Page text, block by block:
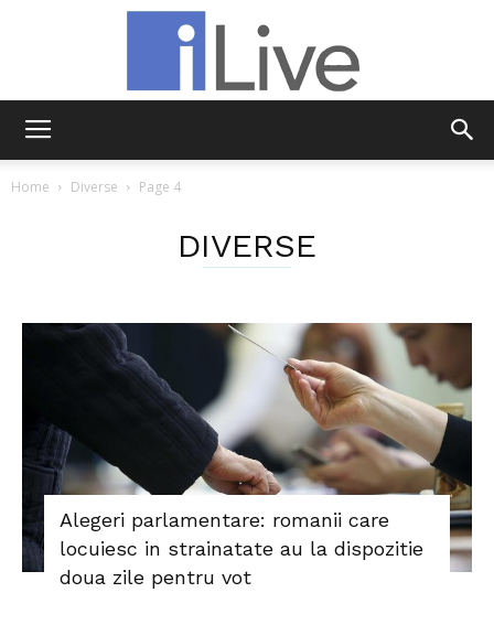
Home Diverse Page 4
DIVERSE
Alegeri parlamentare: romanii care
locuiesc in strainatate au la dispozitie
doua zile pentru vot